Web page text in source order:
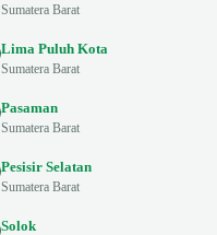
Sumatera Barat
Lima Puluh Kota
Sumatera Barat
Pasaman
Sumatera Barat
Pesisir Selatan
Sumatera Barat
Solok